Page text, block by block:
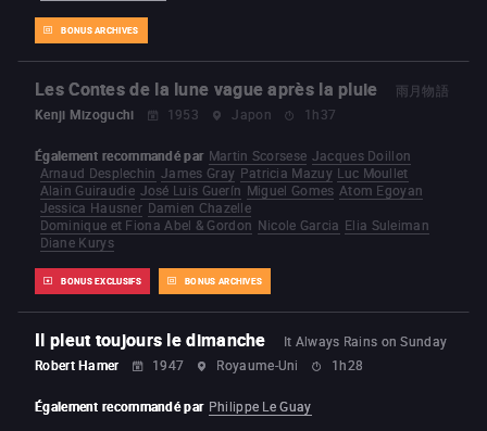
BONUS ARCHIVES
Les Contes de la lune vague après la pluie
雨月物語
Kenji Mizoguchi
1953 Japon 1h37
BONUS EXCLUSIFS BONUS ARCHIVES
Également recommandé par Martin Scorsese Jacques Doillon
Arnaud Desplechin James Gray Patricia Mazuy Luc Moullet
Alain Guiraudie José Luis Guerín Miguel Gomes Atom Egoyan
Jessica Hausner Damien Chazelle
Dominique et Fiona Abel & Gordon Nicole Garcia Elia Suleiman
Diane Kurys
Il pleut toujours le dimanche
It Always Rains on Sunday
Robert Hamer
1947 Royaume-Uni 1h28
Également recommandé par Philippe Le Guay